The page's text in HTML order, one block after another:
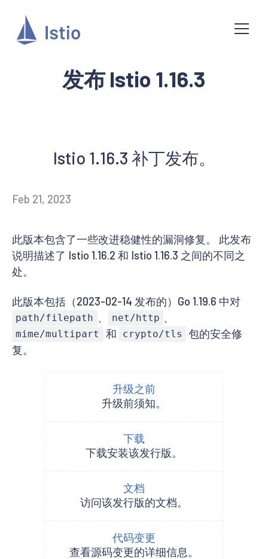
发布 Istio 1.16.3
Istio 1.16.3 补丁发布。
Feb 21, 2023
此版本包含了一些改进稳健性的漏洞修复。 此发布
说明描述了 Istio 1.16.2 和 Istio 1.16.3 之间的不同之
处。
此版本包括（2023-02-14 发布的）Go 1.19.6 中对
path/filepath 、 net/http 、
mime/multipart 和 crypto/tls
包的安全修
复。
升级之前
升级前须知。
下载
下载安装该发行版。
文档
访问该发行版的文档。
代码变更
查看源码变更的详细信息。